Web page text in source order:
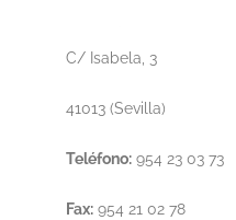
C/ Isabela, 3
41013 (Sevilla)
Teléfono:954 23 03 73
Fax:954 21 02 78